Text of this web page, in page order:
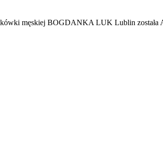
męskiej BOGDANKA LUK Lublin została